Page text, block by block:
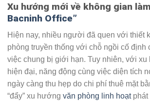
Xu hướng mới về không gian
Bacninh Office”
Hiện nay, nhiều người đã quen với thiết
phòng truyền thống với chỗ ngồi cố định
việc chung bị giới hạn. Tuy nhiên, với
hiện đại, năng động cùng việc diện tích
ngày càng thu hẹp do chi phí thuê mặt
“đẩy” xu hướng văn phòng linh hoạt phát